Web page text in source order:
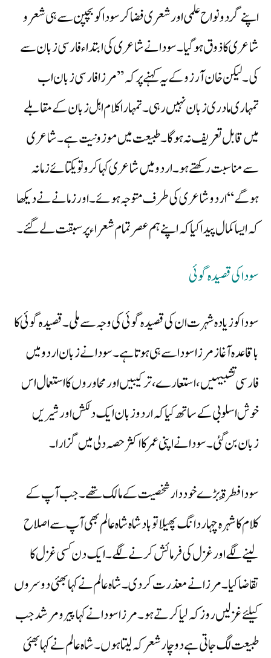
اپنے گرد و نواح علمی اور شعری فضا کر سودا کو بچپن سے ہی شعر و
شاعری کا ذوق ہوگیا۔ سودا نے شاعری کی ابتداء فارسی زبان سے
کی۔ لیکن خان آرزو کے یہ کہنے پر کہ ’’ مرزا فارسی زبان اب
تمہاری مادری زبان نہیں رہی۔ تمہارا کلام اہل زبان کے مقابلے
میں قابل تعریف نہ ہوگا۔ طبیعت میں موزونیت ہے۔ شاعری
سے مناسبت رکھتے ہو۔ اردو میں شاعری کہا کرو تو یکتائے زمانہ
ہوگے‘‘ اردو شاعری کی طرف متوجہ ہوئے۔ اور زمانے نے دیکھا
کہ ایسا کمال پیدا کیا کہ اپنے ہم عصر تمام شعراء پر سبقت لے گئے۔
سودا کی قصیدہ گوئی
سودا کو زیادہ شہرت ان کی قصیدہ گوئی کی وجہ سے ملی۔ قصیدہ گوئی کا
باقاعدہ آغاز مرزا سودا سے ہی ہوتا ہے۔ سودا نے زبان اردو میں
فارسی تشبیہیں، استعارے، ترکیبیں اور محاوروں کا استعمال اس
خوش اسلوبی کے ساتھ کیا کہ اردو زبان ایک دلکش اور شیریں
زبان بن گئی۔ سودا نے اپنی عمر کا اکثر حصہ دلی میں گزارا۔
سودا فطرۃً بڑے خوددار شخصیت کے مالک تھے۔ جب آپ کے
کلام کا شہرہ چہاردانگ پھیلا تو بادشاہ شاہ عالم بھی آپ سے اصلاح
لینے لگے اور غزل کی فرمائش کرنے لگے۔ ایک دن کسی غزل کا
تقاضا کیا۔ مرزا نے معذرت کردی۔ شاہ عالم نے کہا بھئی دوسروں
کیلئے غزلیں روز کہ لیا کرتے ہو۔ مرزا سودا نے کہا پیر و مرشد جب
طبیعت لگ جاتی ہے دو چار شعر کہ لیتا ہوں۔ شاہ عالم نے کہا بھئی